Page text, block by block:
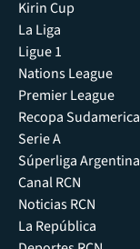
Kirin Cup
La Liga
Ligue 1
Nations League
Premier League
Recopa
Serie A
Súperliga Argentina
Canal RCN
Noticias RCN
La República